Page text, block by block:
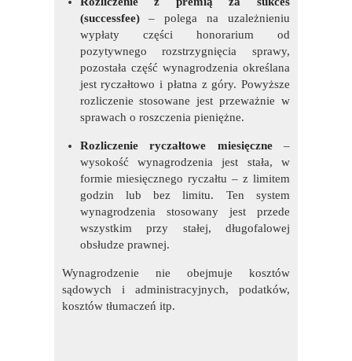
(successfee)– polega na uzależnieniu
wypłaty części honorarium od
pozytywnego rozstrzygnięcia sprawy,
pozostała część wynagrodzenia określana
jest ryczałtowo i płatna z góry. Powyższe
rozliczenie stosowane jest przeważnie w
sprawach o roszczenia pieniężne.
Rozliczenie ryczałtowe miesięczne–
wysokość wynagrodzenia jest stała, w
formie miesięcznego ryczałtu – z limitem
godzin lub bez limitu. Ten system
wynagrodzenia stosowany jest przede
wszystkim przy stałej, długofalowej
obsłudze prawnej.
Wynagrodzenie nie obejmuje kosztów
sądowych i administracyjnych, podatków,
kosztów tłumaczeń itp.